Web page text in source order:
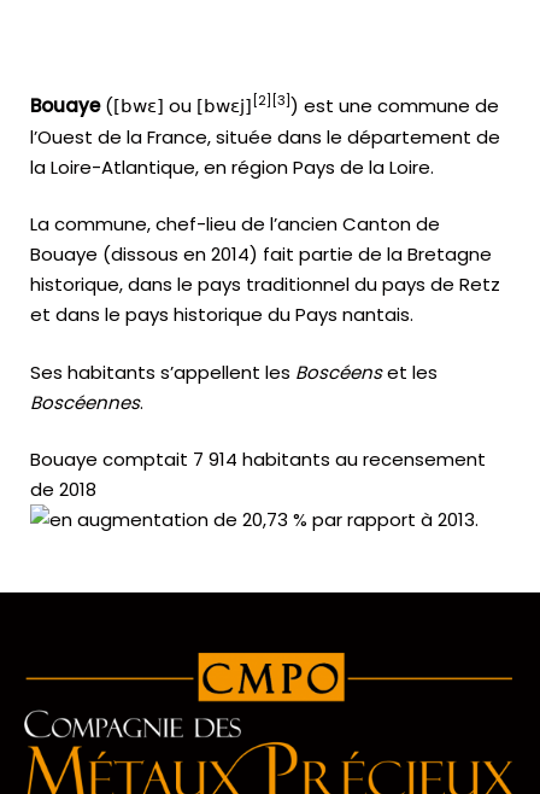
Bouaye([bwɛ] ou [bwɛj] [2] [3]) est une commune de
l’Ouest de la France, située dans le département de
la Loire-Atlantique, en région Pays de la Loire.
La commune, chef-lieu de l’ancien Canton de
Bouaye (dissous en 2014) fait partie de la Bretagne
historique, dans le pays traditionnel du pays de Retz
et dans le pays historique du Pays nantais.
Ses habitants s’appellent les Boscéenset les
Boscéennes.
Bouaye comptait 7 914 habitants au recensement
de 2018
.